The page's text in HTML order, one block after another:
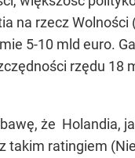
na rzecz
5-10 mld euro.
rzędu 18
że Holandia,
takim ratingiem